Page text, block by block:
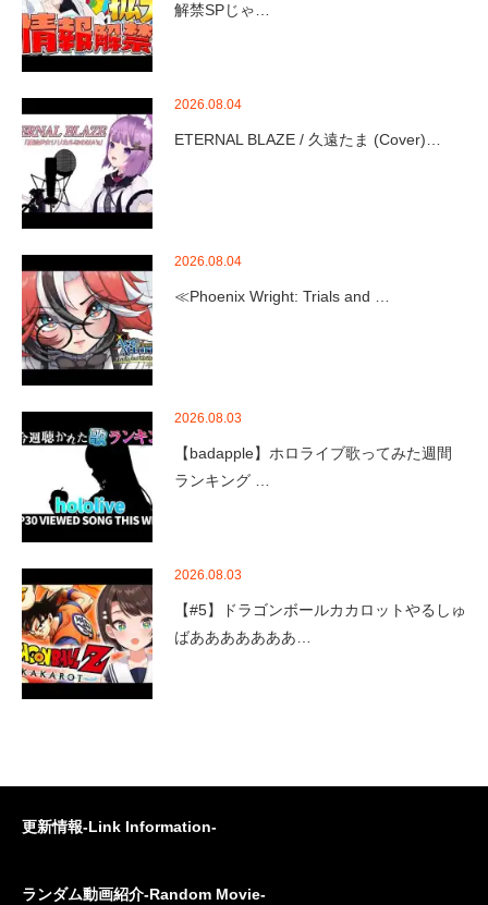
解禁SPじゃ…
2026.08.04
ETERNAL BLAZE / 久遠たま (Cover)…
2026.08.04
≪Phoenix Wright: Trials and …
2026.08.03
【badapple】ホロライブ歌ってみた週間
ランキング …
2026.08.03
【#5】ドラゴンボールカカロットやるしゅ
ばあああああああ…
更新情報-Link Information-
ランダム動画紹介-Random Movie-